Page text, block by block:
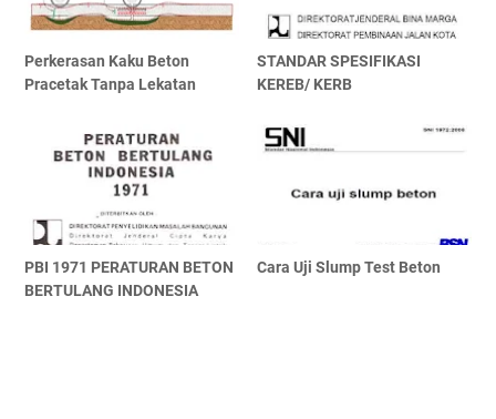
Perkerasan Kaku Beton
Pracetak Tanpa Lekatan
STANDAR SPESIFIKASI
KEREB/ KERB
PBI 1971 PERATURAN BETON
BERTULANG INDONESIA
Cara Uji Slump Test Beton